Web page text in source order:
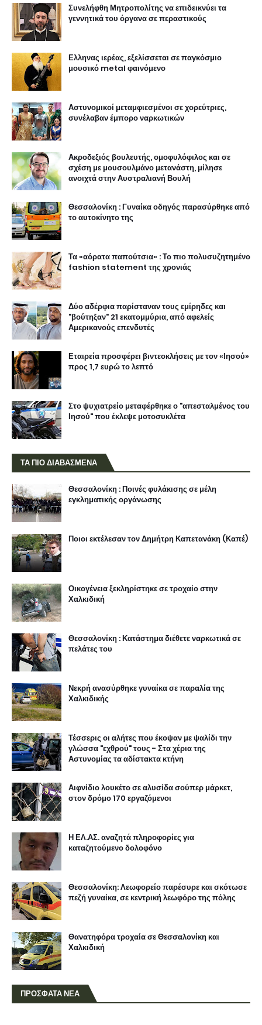
Συνελήφθη Μητροπολίτης να επιδεικνύει τα
γεννητικά του όργανα σε περαστικούς
Ελληνας ιερέας, εξελίσσεται σε παγκόσμιο
μουσικό metal φαινόμενο
Αστυνομικοί μεταμφιεσμένοι σε χορεύτριες,
συνέλαβαν έμπορο ναρκωτικών
Ακροδεξιός βουλευτής, ομοφυλόφιλος και σε
σχέση με μουσουλμάνο μετανάστη, μίλησε
ανοιχτά στην Αυστραλιανή Βουλή
Θεσσαλονίκη : Γυναίκα οδηγός παρασύρθηκε από
το αυτοκίνητο της
Τα «αόρατα παπούτσια» : Το πιο πολυσυζητημένο
fashion statement της χρονιάς
Δύο αδέρφια παρίσταναν τους εμίρηδες και
"βούτηξαν" 21 εκατομμύρια, από αφελείς
Αμερικανούς επενδυτές
Εταιρεία προσφέρει βιντεοκλήσεις με τον «Ιησού»
προς 1,7 ευρώ το λεπτό
Στο ψυχιατρείο μεταφέρθηκε ο "απεσταλμένος του
Ιησού" που έκλεψε μοτοσυκλέτα
ΤΑ ΠΙΟ ΔΙΑΒΑΣΜΕΝΑ
Θεσσαλονίκη : Ποινές φυλάκισης σε μέλη
εγκληματικής οργάνωσης
Ποιοι εκτέλεσαν τον Δημήτρη Καπετανάκη (Καπέ)
Οικογένεια ξεκληρίστηκε σε τροχαίο στην
Χαλκιδική
Θεσσαλονίκη : Κατάστημα διέθετε ναρκωτικά σε
πελάτες του
Νεκρή ανασύρθηκε γυναίκα σε παραλία της
Χαλκιδικής
Τέσσερις οι αλήτες που έκοψαν με ψαλίδι την
γλώσσα "εχθρού" τους - Στα χέρια της
Αστυνομίας τα αδίστακτα κτήνη
Αιφνίδιο λουκέτο σε αλυσίδα σούπερ μάρκετ,
στον δρόμο 170 εργαζόμενοι
Η ΕΛ.ΑΣ. αναζητά πληροφορίες για
καταζητούμενο δολοφόνο
Θεσσαλονίκη: Λεωφορείο παρέσυρε και σκότωσε
πεζή γυναίκα, σε κεντρική λεωφόρο της πόλης
Θανατηφόρα τροχαία σε Θεσσαλονίκη και
Χαλκιδική
ΠΡΟΣΦΑΤΑ ΝΕΑ